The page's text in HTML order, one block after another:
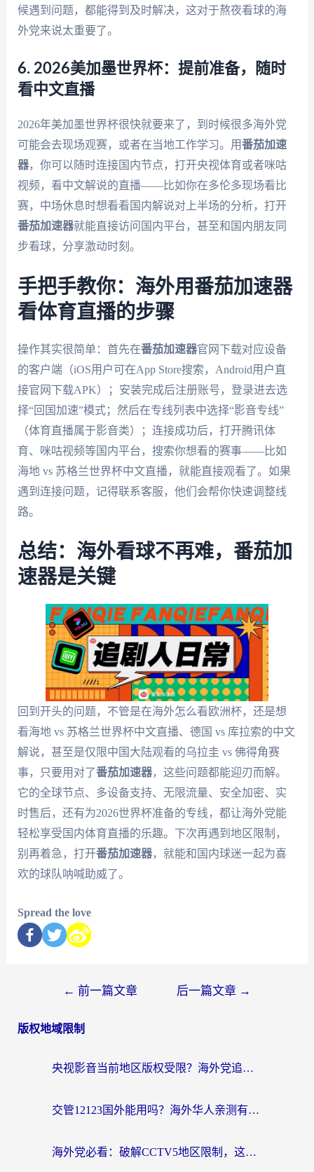
候遇到问题，都能得到及时解决，这对于熬夜看球的海
外党来说太重要了。
6. 2026美加墨世界杯：提前准备，随时
看中文直播
2026年美加墨世界杯很快就要来了，到时候很多海外党
可能会去现场观赛，或者在当地工作学习。用番茄加速
器，你可以随时连接国内节点，打开央视体育或者咪咕
视频，看中文解说的直播——比如你在多伦多现场看比
赛，中场休息时想看看国内解说对上半场的分析，打开
番茄加速器就能直接访问国内平台，甚至和国内朋友同
步看球，分享激动时刻。
手把手教你：海外用番茄加速器
看体育直播的步骤
操作其实很简单：首先在番茄加速器官网下载对应设备
的客户端（iOS用户可在App Store搜索，Android用户直
接官网下载APK）；安装完成后注册账号，登录进去选
择“回国加速”模式；然后在专线列表中选择“影音专线”
（体育直播属于影音类）；连接成功后，打开腾讯体
育、咪咕视频等国内平台，搜索你想看的赛事——比如
海地 vs 苏格兰世界杯中文直播，就能直接观看了。如果
遇到连接问题，记得联系客服，他们会帮你快速调整线
路。
总结：海外看球不再难，番茄加
速器是关键
回到开头的问题，不管是在海外怎么看欧洲杯，还是想
看海地 vs 苏格兰世界杯中文直播、德国 vs 库拉索的中文
解说，甚至是仅限中国大陆观看的乌拉圭 vs 佛得角赛
事，只要用对了番茄加速器，这些问题都能迎刃而解。
它的全球节点、多设备支持、无限流量、安全加密、实
时售后，还有为2026世界杯准备的专线，都让海外党能
轻松享受国内体育直播的乐趣。下次再遇到地区限制，
别再着急，打开番茄加速器，就能和国内球迷一起为喜
欢的球队呐喊助威了。
Spread the love
← 前一篇文章 后一篇文章 →
版权地域限制
央视影音当前地区版权受限？海外党追剧看片的终极解决方案来了
交管12123国外能用吗？海外华人亲测有效的回国加速器选择指南
海外党必看：破解CCTV5地区限制，这样看欧洲杯奥运直播才够爽！